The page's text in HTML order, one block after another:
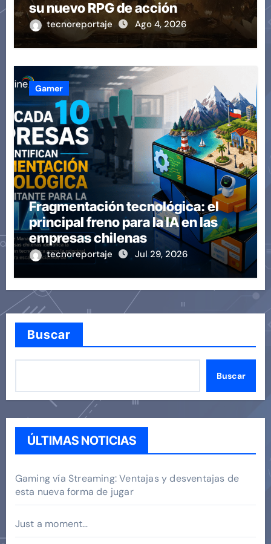
su nuevo RPG de acción
tecnoreportaje Ago 4, 2026
Gamer
Fragmentación tecnológica: el
principal freno para la IA en las
empresas chilenas
tecnoreportaje Jul 29, 2026
Buscar
Buscar
ÚLTIMAS NOTICIAS
Gaming vía Streaming: Ventajas y desventajas de
esta nueva forma de jugar
Just a moment…